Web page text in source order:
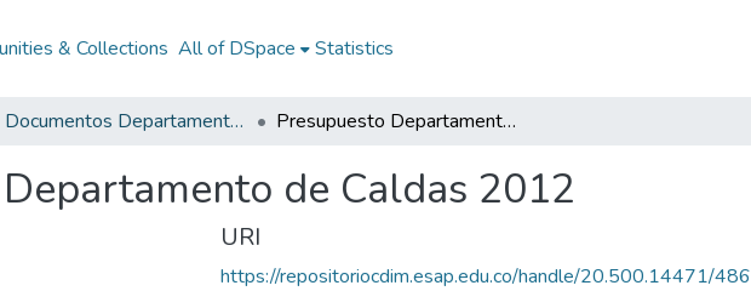
& Collections All of DSpace Statistics
Documentos Departamentales Presupuesto Departamento de Caldas 2012
de Caldas 2012
URI
https://repositoriocdim.esap.edu.co/handle/20.500.14471/486